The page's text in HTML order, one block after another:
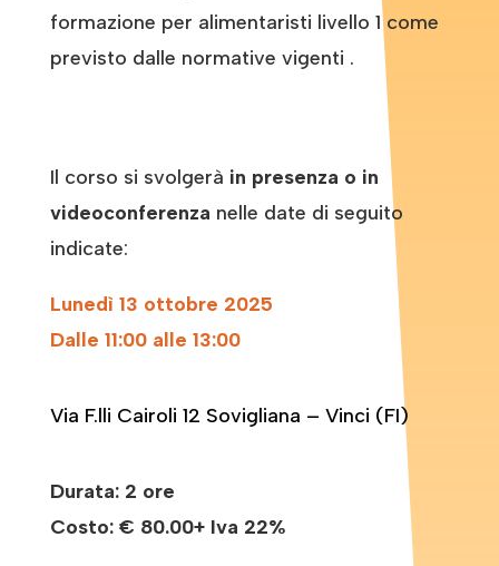
formazione per alimentaristi livello 1 come
previsto dalle normative vigenti .
Il corso si svolgerà in presenza o in
videoconferenza nelle date di seguito
indicate:
Lunedì 13 ottobre 2025
Dalle 11:00 alle 13:00
Via F.lli Cairoli 12 Sovigliana – Vinci (FI)
Durata: 2 ore
Costo: € 80.00+ Iva 22%